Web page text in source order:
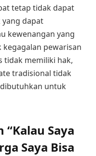
tetap tidak dapat
dapat
kewenangan yang
kegagalan pewarisan
tidak memiliki hak,
tradisional tidak
untuk
Saya
Saya Bisa